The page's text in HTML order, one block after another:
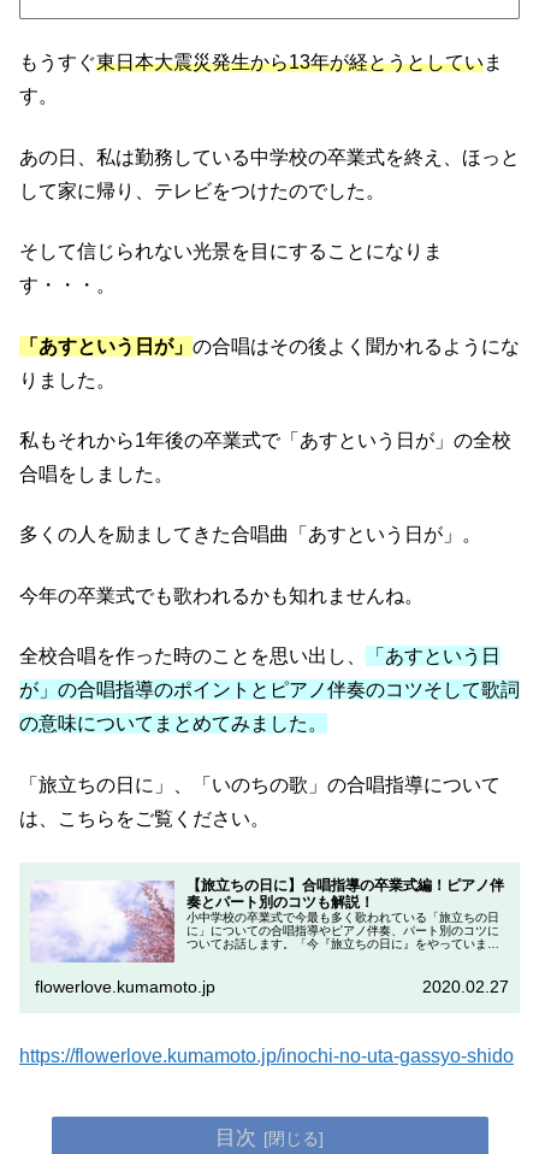
もうすぐ東日本大震災発生から13年が経とうとしていま
す。
あの日、私は勤務している中学校の卒業式を終え、ほっと
して家に帰り、テレビをつけたのでした。
そして信じられない光景を目にすることになりま
す・・・。
「あすという日が」 の合唱はその後よく聞かれるようにな
りました。
私もそれから1年後の卒業式で「あすという日が」の全校
合唱をしました。
多くの人を励ましてきた合唱曲「あすという日が」。
今年の卒業式でも歌われるかも知れませんね。
全校合唱を作った時のことを思い出し、
「あすという日
が」の合唱指導のポイントとピアノ伴奏のコツそして歌詞
の意味についてまとめてみました。
「旅立ちの日に」、「いのちの歌」の合唱指導について
は、こちらをご覧ください。
【旅立ちの日に】合唱指導の卒業式編！ピアノ伴
奏とパート別のコツも解説！
小中学校の卒業式で今最も多く歌われている「旅立ちの日
に」についての合唱指導やピアノ伴奏、パート別のコツに
ついてお話します。「今『旅立ちの日に』をやっています
flowerlove.kumamoto.jp 2020.02.27
https://flowerlove.kumamoto.jp/inochi-no-uta-gassyo-shido
目次